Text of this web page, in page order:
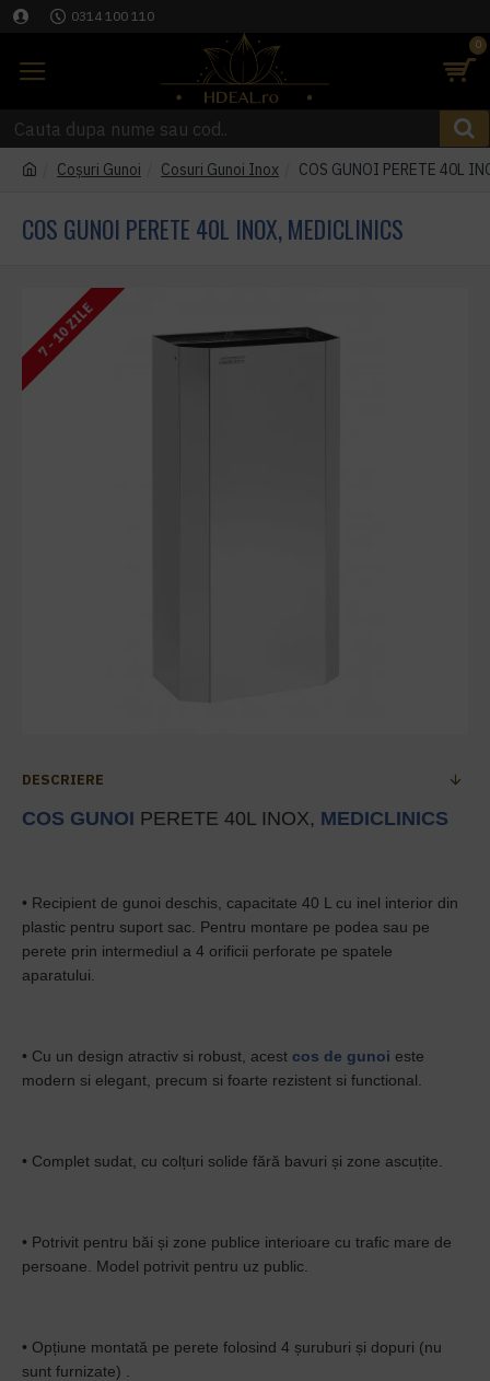
0314 100 110
0
Coşuri Gunoi Cosuri Gunoi Inox COS GUNOI PERETE 40L
COS GUNOI PERETE 40L INOX, MEDICLINICS
7 - 10 ZILE
DESCRIERE
COS GUNOI PERETE 40L INOX, MEDICLINICS
• Recipient de gunoi deschis, capacitate 40 L cu inel interior din
plastic pentru suport sac. Pentru montare pe podea sau pe
perete prin intermediul a 4 orificii perforate pe spatele
aparatului.
• Cu un design atractiv si robust, acest cos de gunoi este
modern si elegant, precum si foarte rezistent si functional.
• Complet sudat, cu colțuri solide fără bavuri și zone ascuțite.
• Potrivit pentru băi și zone publice interioare cu trafic mare de
persoane. Model potrivit pentru uz public.
• Opțiune montată pe perete folosind 4 șuruburi și dopuri (nu
sunt furnizate) .